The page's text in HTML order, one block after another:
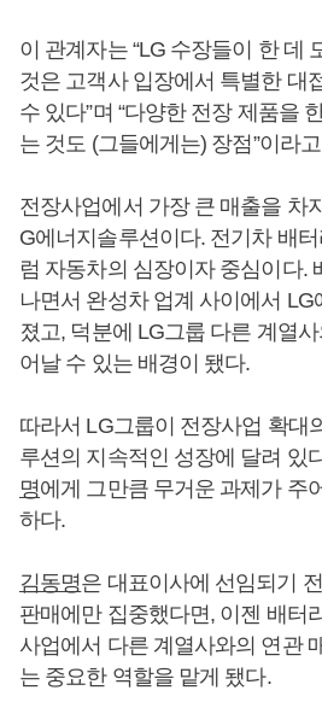
이 관계자는 “LG 수장들이 한 데
것은 고객사 입장에서 특별한 대
수 있다”며 “다양한 전장 제품을
는 것도 (그들에게는) 장점”이라
전장사업에서 가장 큰 매출을 차
G에너지솔루션이다. 전기차 배
럼 자동차의 심장이자 중심이다.
나면서 완성차 업계 사이에서
졌고, 덕분에 LG그룹 다른 계열
어날 수 있는 배경이 됐다.
따라서 LG그룹이 전장사업 확대
루션의 지속적인 성장에 달려 있
명에게 그만큼 무거운 과제가 주
하다.
김동명은 대표이사에 선임되기
판매에만 집중했다면, 이젠 배터
사업에서 다른 계열사와의 연관
는 중요한 역할을 맡게 됐다.